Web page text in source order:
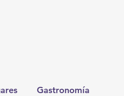
Gastronomía